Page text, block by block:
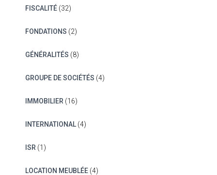
FISCALITÉ(32)
FONDATIONS (2)
GÉNÉRALITÉS (8)
GROUPE DE SOCIÉTÉS (4)
IMMOBILIER (16)
INTERNATIONAL(4)
ISR (1)
LOCATION MEUBLÉE(4)